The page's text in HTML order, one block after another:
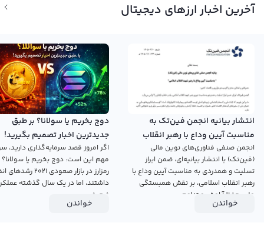
آخرین اخبار ارزهای دیجیتال
انتشار بیانیه انجمن فین‌تک به
مناسبت آیین وداع با رهبر انقلاب
اسلامی
انجمن صنفی فناوری‌های نوین مالی
(فین‌تک) با انتشار بیانیه‌ای، ضمن ابراز
تسلیت و همدردی به مناسبت آیین وداع با
رهبر انقلاب اسلامی، بر نقش همبستگی
ملی، حفظ آرامش و تداوم...
خواندن
دوج بخریم یا سولانا؟ بر طبق
جدیدترین اخبار تصمیم بگیرید!
اگر امروز قصد سرمایه‌گذاری دارید،
مهم این است: دوج بخریم یا
رمزارز در بازار صعودی ۲۰۲۱
داشتند، اما در یک سال گذشته
ضعیفی...
خواندن